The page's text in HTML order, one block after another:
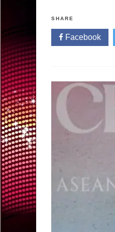
SHARE
Facebook